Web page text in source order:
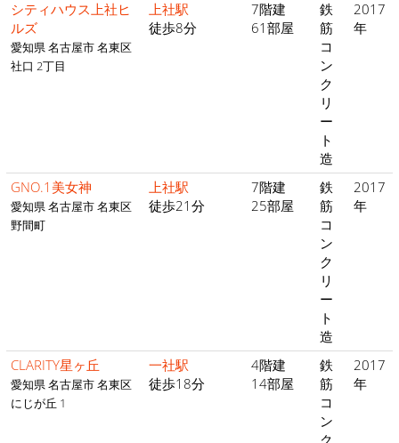
シティハウス上社ヒ
ルズ
愛知県 名古屋市 名東区
社口 2丁目
上社駅
徒歩8分
7階建
61部屋
鉄
筋
コ
ン
ク
リ
ー
ト
造
2017
年
GNO.1美女神
愛知県 名古屋市 名東区
野間町
上社駅
徒歩21分
7階建
25部屋
鉄
筋
コ
ン
ク
リ
ー
ト
造
2017
年
CLARITY星ヶ丘
愛知県 名古屋市 名東区
にじが丘 1
一社駅
徒歩18分
4階建
14部屋
鉄
筋
コ
ン
2017
年